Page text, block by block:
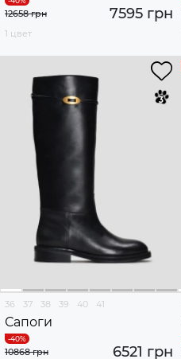
7595 грн
12658 грн
1 цвет
36 37 38 39 40 41
Сапоги
6521 грн
10868 грн